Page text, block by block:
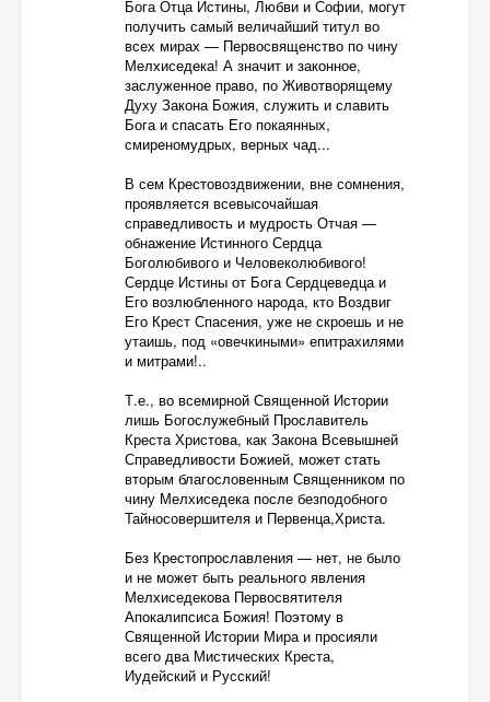
Бога Отца Истины, Любви и Софии, могут
получить самый величайший титул во
всех мирах — Первосвященство по чину
Мелхиседека! А значит и законное,
заслуженное право, по Животворящему
Духу Закона Божия, служить и славить
Бога и спасать Его покаянных,
смиреномудрых, верных чад...
В сем Крестовоздвижении, вне сомнения,
проявляется всевысочайшая
справедливость и мудрость Отчая —
обнажение Истинного Сердца
Боголюбивого и Человеколюбивого!
Сердце Истины от Бога Сердцеведца и
Его возлюбленного народа, кто Воздвиг
Его Крест Спасения, уже не скроешь и не
утаишь, под «овечкиными» епитрахилями
и митрами!..
Т.е., во всемирной Священной Истории
лишь Богослужебный Прославитель
Креста Христова, как Закона Всевышней
Справедливости Божией, может стать
вторым благословенным Священником по
чину Мелхиседека после безподобного
Тайносовершителя и Первенца,Христа.
Без Крестопрославления — нет, не было
и не может быть реального явления
Мелхиседекова Первосвятителя
Апокалипсиса Божия! Поэтому в
Священной Истории Мира и просияли
всего два Мистических Креста,
Иудейский и Русский!